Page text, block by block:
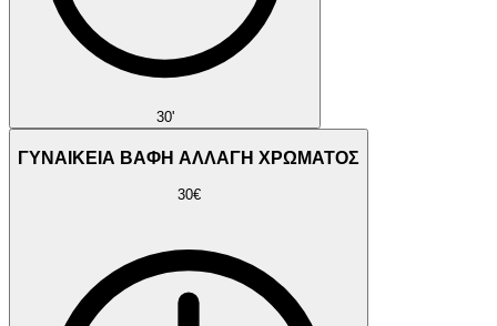
30'
ΓΥΝΑΙΚΕΙΑ ΒΑΦΗ ΑΛΛΑΓΗ ΧΡΩΜΑΤΟΣ
30€